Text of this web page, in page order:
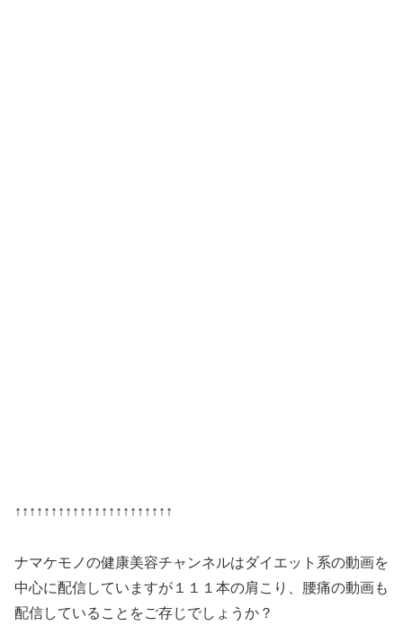
↑↑↑↑↑↑↑↑↑↑↑↑↑↑↑↑↑↑↑↑↑↑
ナマケモノの健康美容チャンネルはダイエット系の動画を
中心に配信していますが１１１本の肩こり、腰痛の動画も
配信していることをご存じでしょうか？